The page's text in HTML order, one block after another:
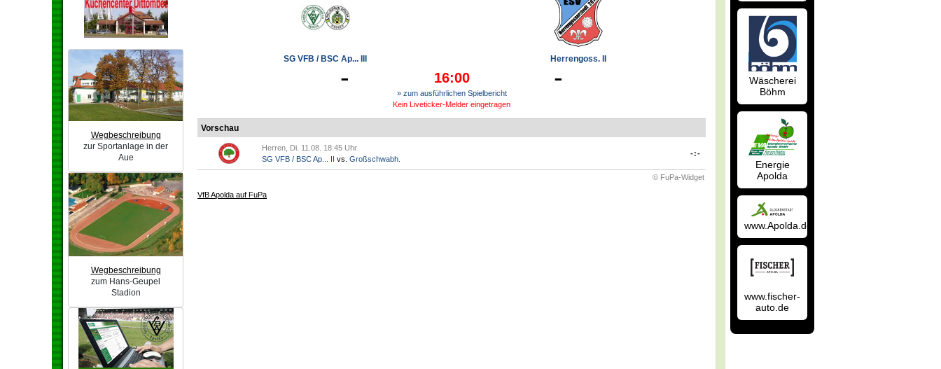
Wegbeschreibung
zur Sportanlage in der
Aue
Wegbeschreibung
zum Hans-Geupel
Stadion
SG VFB / BSC Ap... III Herrengoss. II
- 16:00 -
» zum ausführlichen Spielbericht
Kein Liveticker-Melder eingetragen
Vorschau
Herren, Di. 11.08. 18:45 Uhr
SG VFB / BSC Ap... II vs. Großschwabh.
-:-
© FuPa-Widget
VfB Apolda auf FuPa
Wäscherei
Böhm
Energie
Apolda
www.Apolda.de
www.fischer-
auto.de